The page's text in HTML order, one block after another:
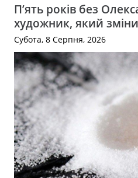
П’ять років без
художник, який
Субота, 8 Серпня, 2026